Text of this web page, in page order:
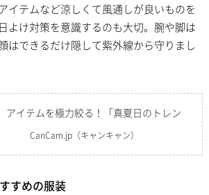
イテムなど涼しくて風通しが良いものを
よけ対策を意識するのも大切。腕や脚は
はできるだけ隠して紫外線から守りまし
アイテムを極力絞る！「真夏日のトレン
CanCam.jp （キャンキャン）
すめの服装